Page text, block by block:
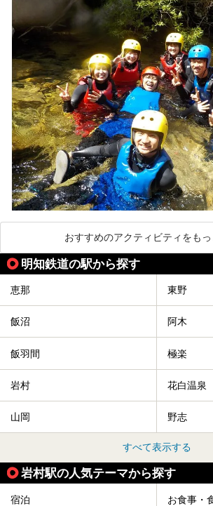
おすすめのアクティビティをもっ
明知鉄道の駅から探す
恵那 東野
飯沼 阿木
飯羽間 極楽
岩村 花白温泉
山岡 野志
すべて表示する
岩村駅の人気テーマから探す
宿泊 お食事・